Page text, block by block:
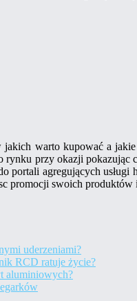
warto kupować a
przy okazji
agregujących
promocji swoich
uderzeniami?
RCD ratuje życie?
aluminiowych?